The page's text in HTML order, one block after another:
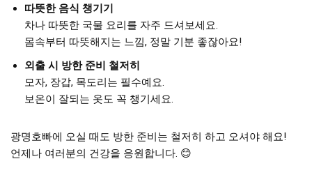
따뜻한 음식 챙기기
차나 따뜻한 국물 요리를 자주 드셔보세요.
몸속부터 따뜻해지는 느낌, 정말 기분 좋잖아요!
외출 시 방한 준비 철저히
모자, 장갑, 목도리는 필수예요.
보온이 잘되는 옷도 꼭 챙기세요.
광명호빠에 오실 때도 방한 준비는 철저히 하고 오셔야 해요!
언제나 여러분의 건강을 응원합니다. 😊